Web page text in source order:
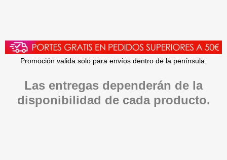
Promoción valida solo para envíos dentro de la península.
Las entregas dependerán de la
disponibilidad de cada producto.